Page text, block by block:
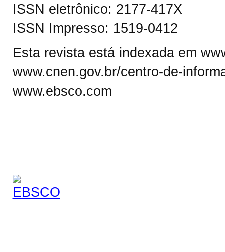
ISSN eletrônico: 2177-417X
ISSN Impresso: 1519-0412
Esta revista está indexada em
www.cnen.gov.br/centro-de-
www.ebsco.com